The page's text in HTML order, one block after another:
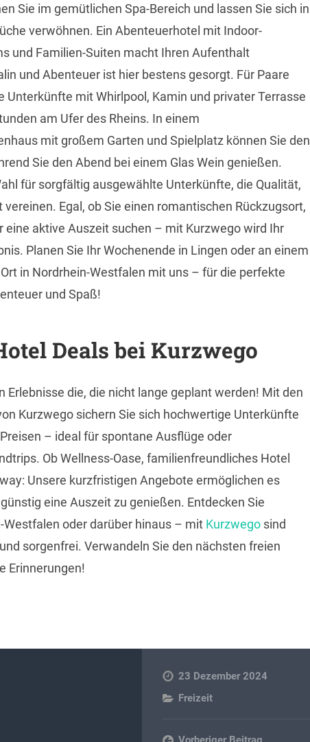
Sie im gemütlichen Spa-Bereich und lassen Sie sich in
verwöhnen. Ein Abenteuerhotel mit Indoor-
und Familien-Suiten macht Ihren Aufenthalt
und Abenteuer ist hier bestens gesorgt. Für Paare
Unterkünfte mit Whirlpool, Kamin und privater Terrasse
am Ufer des Rheins. In einem
mit großem Garten und Spielplatz können Sie den
Sie den Abend bei einem Glas Wein genießen.
für sorgfältig ausgewählte Unterkünfte, die Qualität,
Egal, ob Sie einen romantischen Rückzugsort,
eine aktive Auszeit suchen – mit Kurzwego wird Ihr
Planen Sie Ihr Wochenende in Lingen oder an einem
in Nordrhein-Westfalen mit uns – für die perfekte
und Spaß!
Deals bei Kurzwego
Erlebnisse die, die nicht lange geplant werden! Mit den
Kurzwego sichern Sie sich hochwertige Unterkünfte
– ideal für spontane Ausflüge oder
Ob Wellness-Oase, familienfreundliches Hotel
Unsere kurzfristigen Angebote ermöglichen es
eine Auszeit zu genießen. Entdecken Sie
oder darüber hinaus – mit Kurzwegosind
sorgenfrei. Verwandeln Sie den nächsten freien
Erinnerungen!
23 Dezember 2024
Freizeit